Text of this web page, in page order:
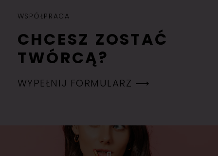
WSPÓŁPRACA
CHCESZ ZOSTAĆ
TWÓRCĄ?
WYPEŁNIJ FORMULARZ ⟶